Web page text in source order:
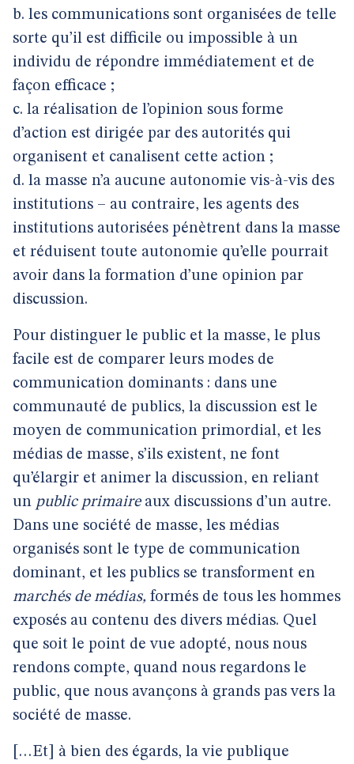
b. les communications sont organisées de telle
sorte qu’il est difficile ou impossible à un
individu de répondre immédiatement et de
façon efficace ;
c. la réalisation de l’opinion sous forme
d’action est dirigée par des autorités qui
organisent et canalisent cette action ;
d. la masse n’a aucune autonomie vis-à-vis des
institutions – au contraire, les agents des
institutions autorisées pénètrent dans la masse
et réduisent toute autonomie qu’elle pourrait
avoir dans la formation d’une opinion par
discussion.
Pour distinguer le public et la masse, le plus
facile est de comparer leurs modes de
communication dominants : dans une
communauté de publics, la discussion est le
moyen de communication primordial, et les
médias de masse, s’ils existent, ne font
qu’élargir et animer la discussion, en reliant
un public primaire aux discussions d’un autre.
Dans une société de masse, les médias
organisés sont le type de communication
dominant, et les publics se transforment en
marchés de médias, formés de tous les hommes
exposés au contenu des divers médias. Quel
que soit le point de vue adopté, nous nous
rendons compte, quand nous regardons le
public, que nous avançons à grands pas vers la
société de masse.
[…Et] à bien des égards, la vie publique